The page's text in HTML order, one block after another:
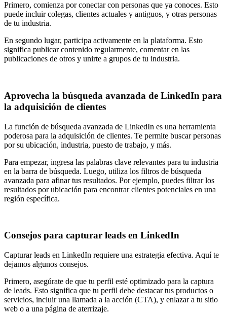
Primero, comienza por conectar con personas que ya conoces. Esto
puede incluir colegas, clientes actuales y antiguos, y otras personas
de tu industria.
En segundo lugar, participa activamente en la plataforma. Esto
significa publicar contenido regularmente, comentar en las
publicaciones de otros y unirte a grupos de tu industria.
Aprovecha la búsqueda avanzada de LinkedIn para
la adquisición de clientes
La función de búsqueda avanzada de LinkedIn es una herramienta
poderosa para la adquisición de clientes. Te permite buscar personas
por su ubicación, industria, puesto de trabajo, y más.
Para empezar, ingresa las palabras clave relevantes para tu industria
en la barra de búsqueda. Luego, utiliza los filtros de búsqueda
avanzada para afinar tus resultados. Por ejemplo, puedes filtrar los
resultados por ubicación para encontrar clientes potenciales en una
región específica.
Consejos para capturar leads en LinkedIn
Capturar leads en LinkedIn requiere una estrategia efectiva. Aquí te
dejamos algunos consejos.
Primero, asegúrate de que tu perfil esté optimizado para la captura
de leads. Esto significa que tu perfil debe destacar tus productos o
servicios, incluir una llamada a la acción (CTA), y enlazar a tu sitio
web o a una página de aterrizaje.